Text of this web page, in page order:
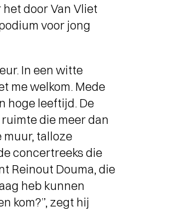
member steun je ons én profiteer
veel voordelen, zoals voorrang
bij de kaartverkoop.
door Van Vliet
voor jong
In een witte
me welkom. Mede
hoge leeftijd. De
die meer dan
muur, talloze
concertreeks die
Reinout Douma, die
heb kunnen
kom?”, zegt hij